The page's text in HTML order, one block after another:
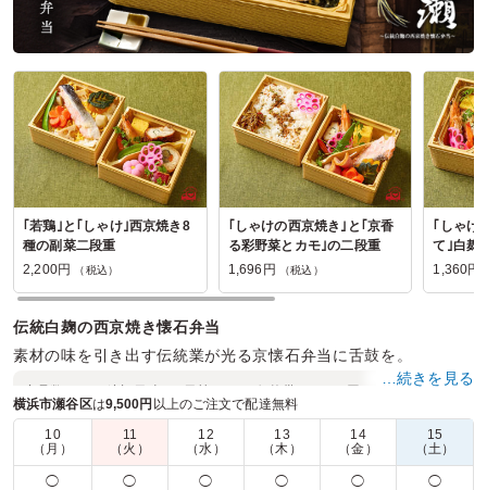
｢若鶏｣と｢しゃけ｣西京焼き8
種の副菜二段重
2,200円
（税込）
｢しゃけの西京焼き｣と｢京香
る彩野菜とカモ｣の二段重
1,696円
（税込）
｢しゃけ
て｣白麹
当
1,360円
伝統白麹の西京焼き懐石弁当
素材の味を引き出す伝統業が光る京懐石弁当に舌鼓を。
1,360円～2,360円
配達時間： 6:00～17:00
彩りが美しい
…続きを見る
横浜市瀬谷区は9,500円 以上のご注文で配達無料
10
（月）
11
（火）
12
（水）
13
（木）
14
（金）
15
（土）
◯ ◯ ◯ ◯ ◯ ◯